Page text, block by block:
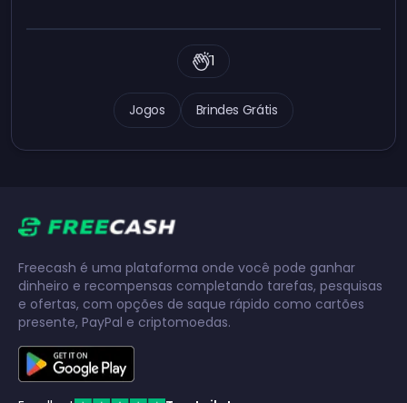
Jogos Brindes Grátis
1
Freecash é uma plataforma onde você pode ganhar
dinheiro e recompensas completando tarefas, pesquisas
e ofertas, com opções de saque rápido como cartões
presente, PayPal e criptomoedas.